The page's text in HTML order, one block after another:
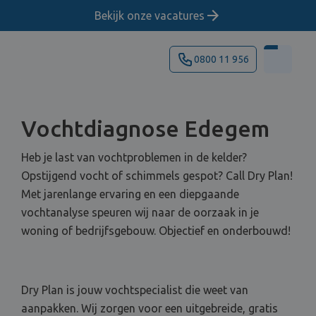
Bekijk onze vacatures
0800 11 956
Vochtdiagnose Edegem
Heb je last van vochtproblemen in de kelder?
Opstijgend vocht of schimmels gespot? Call Dry Plan!
Met jarenlange ervaring en een diepgaande
vochtanalyse speuren wij naar de oorzaak in je
woning of bedrijfsgebouw. Objectief en onderbouwd!
Dry Plan is jouw vochtspecialist die weet van
aanpakken. Wij zorgen voor een uitgebreide, gratis